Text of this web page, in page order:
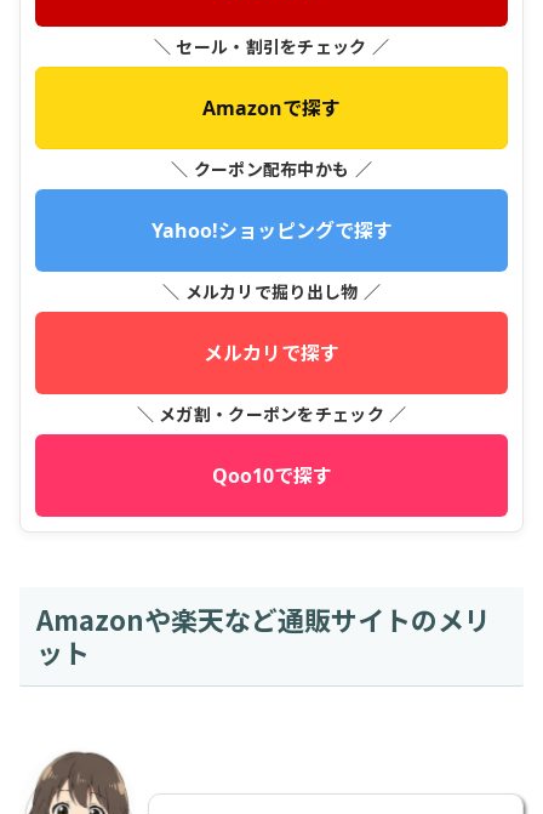
＼ セール・割引をチェック ／
Amazonで探す
＼ クーポン配布中かも ／
Yahoo!ショッピングで探す
＼ メルカリで掘り出し物 ／
メルカリで探す
＼ メガ割・クーポンをチェック ／
Qoo10で探す
Amazonや楽天など通販サイトのメリ
ット